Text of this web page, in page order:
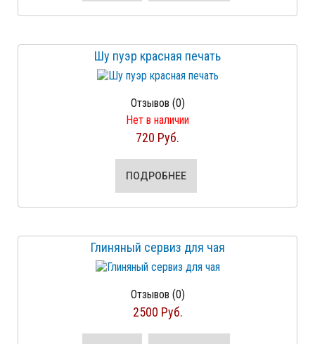
Шу пуэр красная печать
Отзывов (0)
Нет в наличии
720 Руб.
ПОДРОБНЕЕ
Глиняный сервиз для чая
Отзывов (0)
2500 Руб.